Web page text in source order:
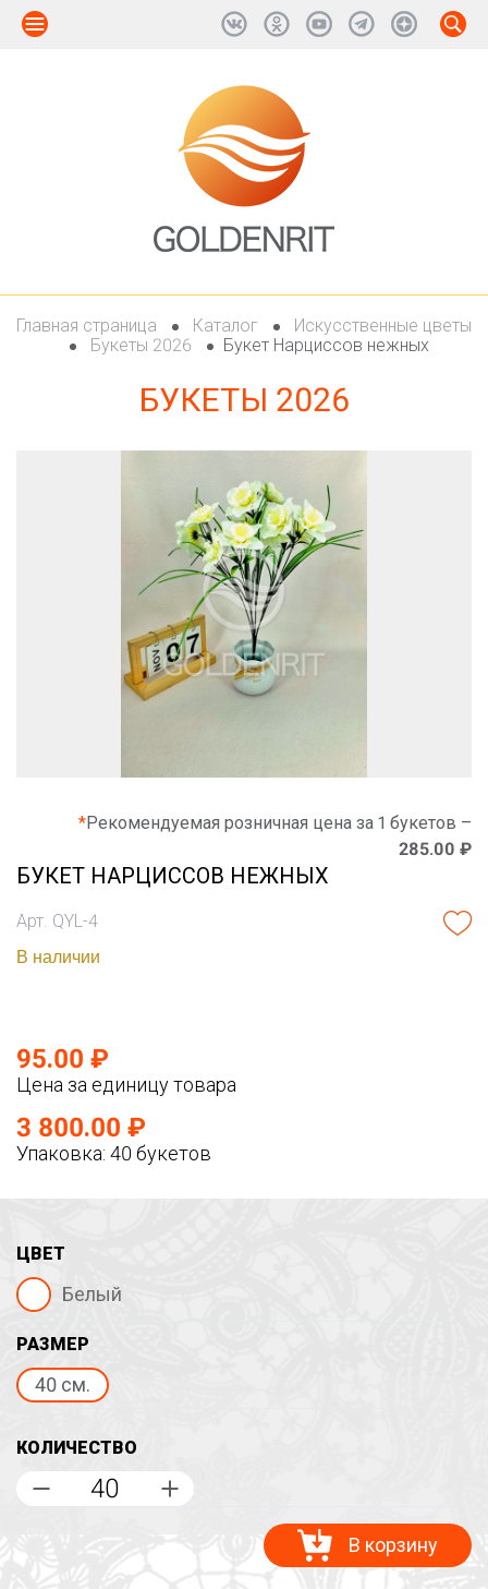
Главная страница Каталог
Искусственные цветы
Букеты 2026
Букет Нарциссов нежных
БУКЕТЫ 2026
*Рекомендуемая розничная цена за 1 букетов –
285.00 ₽
БУКЕТ НАРЦИССОВ НЕЖНЫХ
Арт. QYL-4
В наличии
95.00 ₽
Цена за единицу товара
3 800.00 ₽
Упаковка: 40 букетов
ЦВЕТ
Белый
РАЗМЕР
40 см.
КОЛИЧЕСТВО
В корзину